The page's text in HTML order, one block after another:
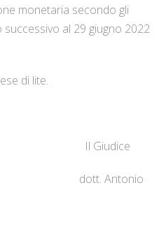
monetaria secondo gli
successivo al 29 giugno 2022
di lite.